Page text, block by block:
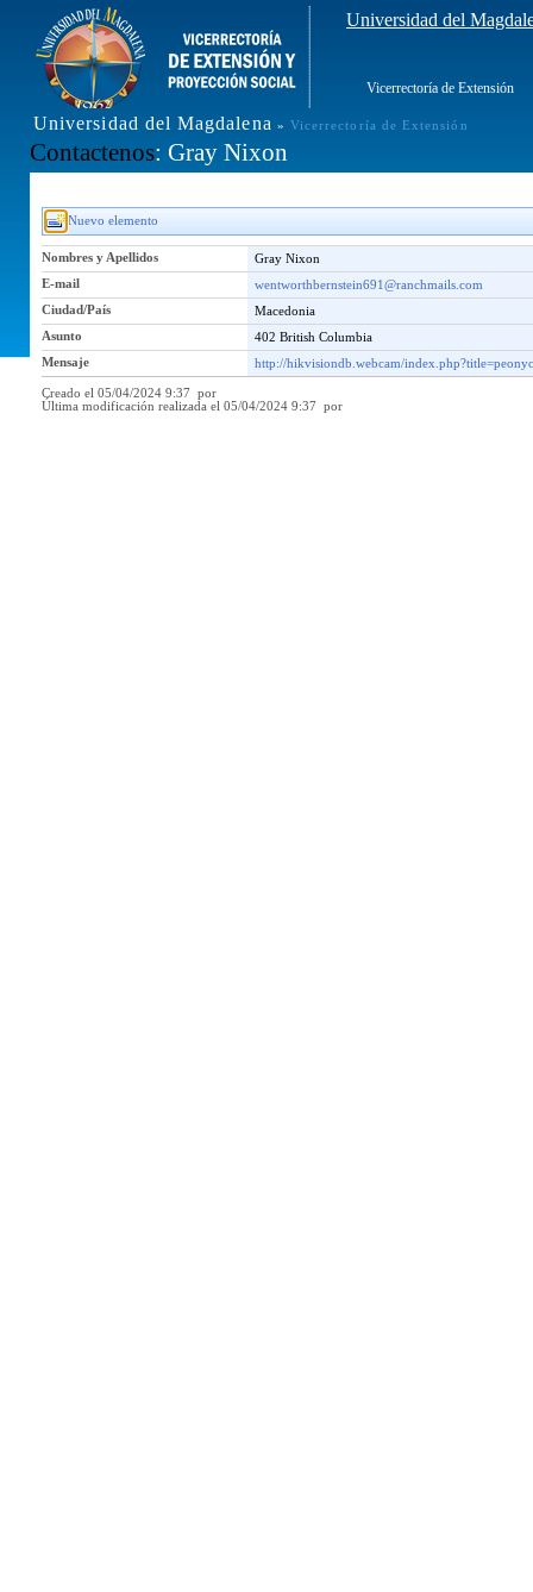
Universidad del
Vicerrectoría de Extensión
Universidad del Magdalena » Vicerrectoría de Extensión
Contactenos: Gray Nixon
Nuevo elemento
Nombres y Apellidos
Gray Nixon
E-mail
wentworthbernstein691@ranchmails.com
Ciudad/País
Macedonia
Asunto
402 British Columbia
Mensaje
http://hikvisiondb.webcam/
Creado el 05/04/2024 9:37 por
Última modificación realizada el 05/04/2024 9:37 por